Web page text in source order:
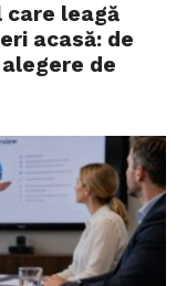
care leagă
acasă: de
de